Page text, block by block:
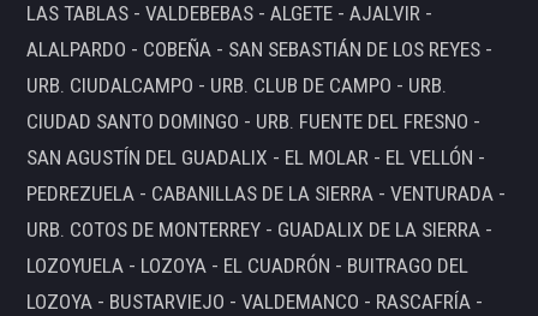
LAS TABLAS - VALDEBEBAS - ALGETE - AJALVIR -
ALALPARDO - COBEÑA - SAN SEBASTIÁN DE LOS REYES -
URB. CIUDALCAMPO - URB. CLUB DE CAMPO - URB.
CIUDAD SANTO DOMINGO - URB. FUENTE DEL FRESNO -
SAN AGUSTÍN DEL GUADALIX - EL MOLAR - EL VELLÓN -
PEDREZUELA - CABANILLAS DE LA SIERRA - VENTURADA -
URB. COTOS DE MONTERREY - GUADALIX DE LA SIERRA -
LOZOYUELA - LOZOYA - EL CUADRÓN - BUITRAGO DEL
LOZOYA - BUSTARVIEJO - VALDEMANCO - RASCAFRÍA -